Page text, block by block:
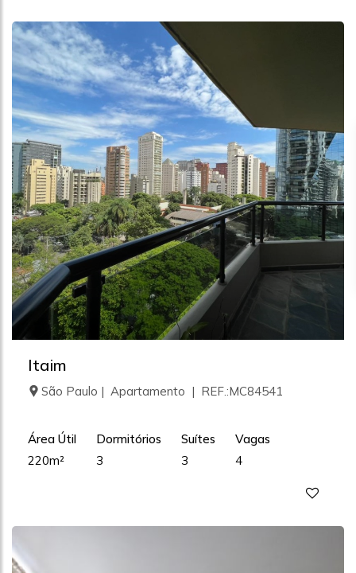
Itaim
São Paulo | Apartamento | REF.:MC84541
Área Útil
220m²
Dormitórios
3
Suítes
3
Vagas
4